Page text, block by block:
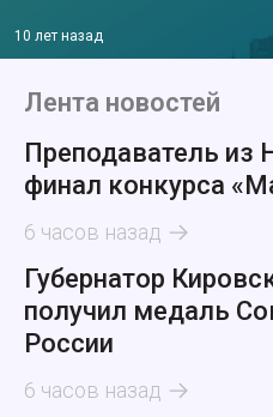
10 лет назад
Лента новостей
Преподаватель
финал конкурса
6 часов назад
Губернатор
получил медаль
России
6 часов назад